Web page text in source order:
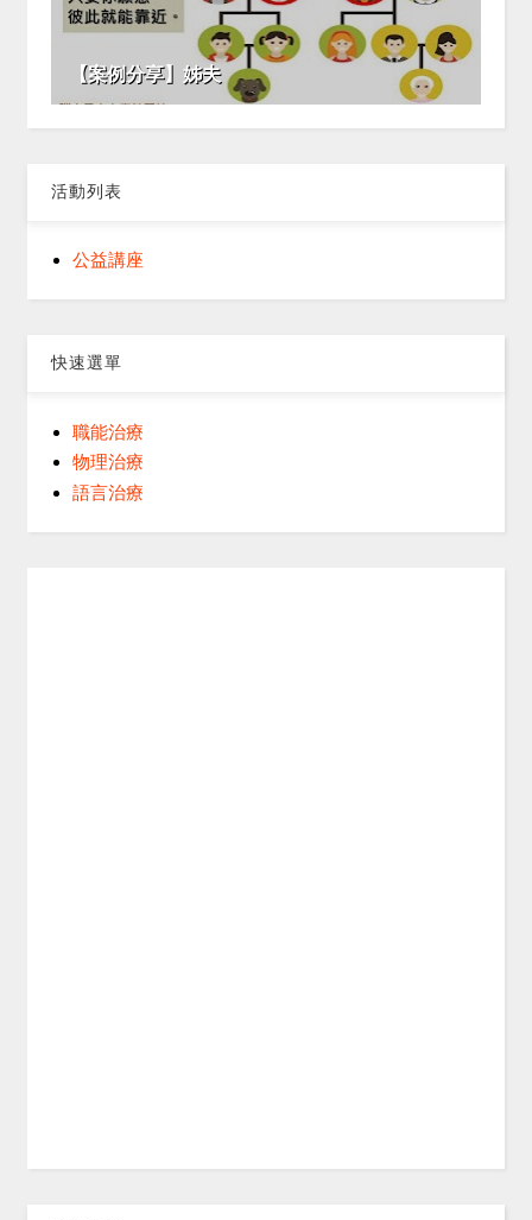
【案例分享】姊夫
活動列表
公益講座
快速選單
職能治療
物理治療
語言治療